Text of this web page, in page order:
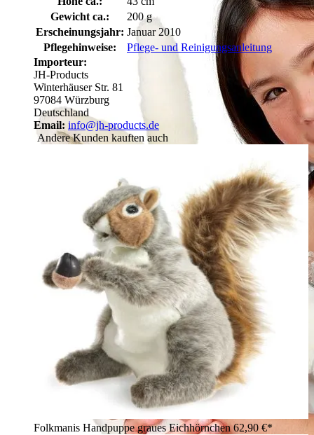
Gewicht ca.:
200 g
Erscheinungsjahr: Januar 2010
Pflegehinweise:
Pflege- und Reinigungsanleitung
Importeur:
JH-Products
Winterhäuser Str. 81
97084 Würzburg
Deutschland
Email: info@jh-products.de
Andere Kunden kauften auch
Folkmanis Handpuppe graues Eichhörnchen62,90 €*